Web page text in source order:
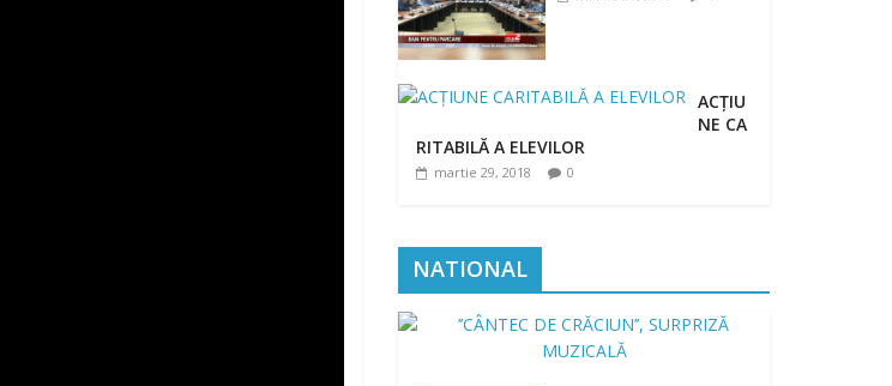
ACȚIU
NE CA
RITABILĂ A ELEVILOR
martie 29, 2018 0
NATIONAL